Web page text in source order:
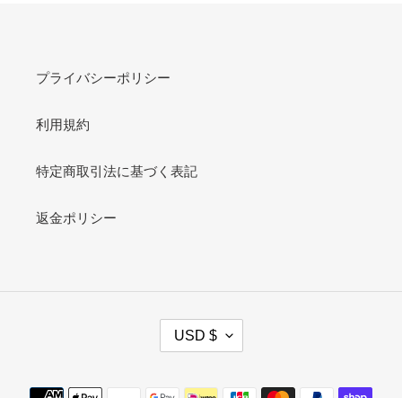
プライバシーポリシー
利用規約
特定商取引法に基づく表記
返金ポリシー
R
USD $
Payment